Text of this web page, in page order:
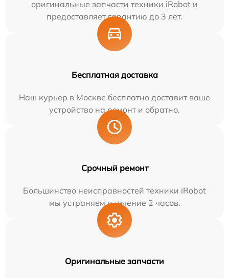
оригинальные запчасти техники iRobot и
предоставляет гарантию до 3 лет.
Бесплатная доставка
Наш курьер в Москве бесплатно доставит ваше
устройство на ремонт и обратно.
Срочный ремонт
Большинство неисправностей техники iRobot
мы устраняем в течение 2 часов.
Оригинальные запчасти